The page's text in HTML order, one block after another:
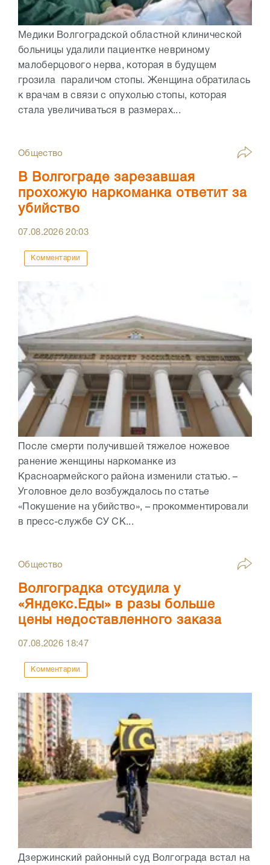
Медики Волгоградской областной клинической
больницы удалили пациентке невриному
малоберцового нерва, которая в будущем
грозила параличом стопы. Женщина обратилась
к врачам в связи с опухолью стопы, которая
стала увеличиваться в размерах...
Общество
В Волгограде зарезавшая
прохожую наркоманка ответит за
убийство
07.08.202620:03
Комментарии
После смерти получившей тяжелое ножевое
ранение женщины наркоманке из
Красноармейского района изменили статью. –
Уголовное дело возбуждалось по статье
«Покушение на убийство», – прокомментировали
в пресс-службе СУ СК...
Общество
Волгоградка отсудила у
«Яндекс.Еды» в разы больше
цены недоставленного заказа
07.08.2026 18:47
Комментарии
Дзержинский районный суд Волгограда встал на